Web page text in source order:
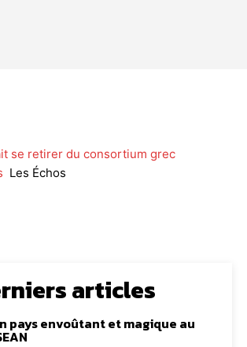
se retirer du consortium grec
Les Échos
articles
pays envoûtant et magique au